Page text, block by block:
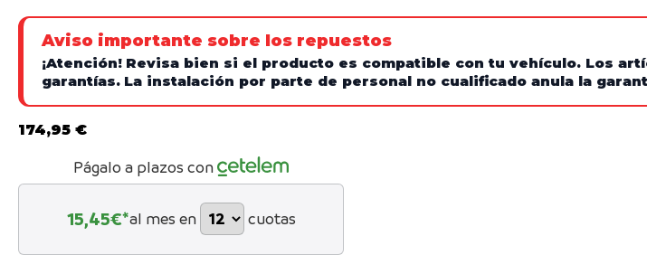
Aviso importante sobre los repuestos
¡Atención! Revisa bien si el producto es compatible con tu vehículo. Los
garantías. La instalación por parte de personal no cualificado anula la
174,95 €
Págalo a plazos con
15,45€*al mes en cuotas